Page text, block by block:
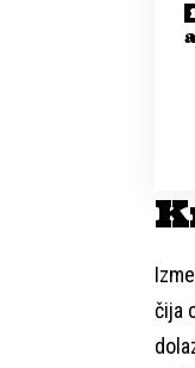
čija